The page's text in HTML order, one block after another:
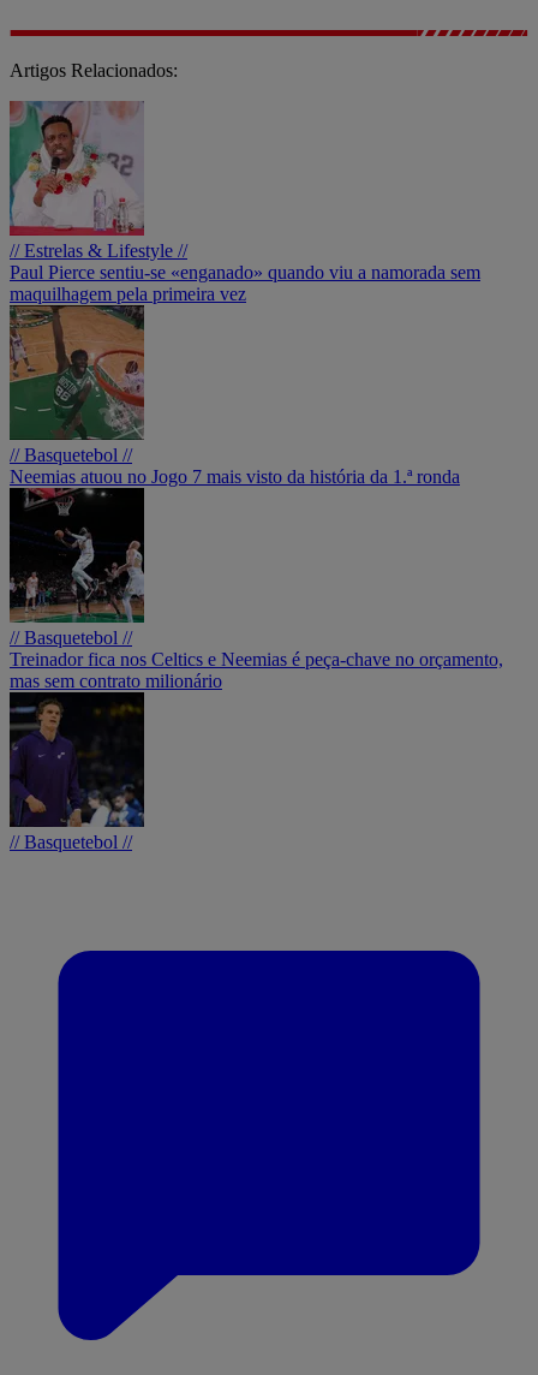
Artigos Relacionados:
// Estrelas & Lifestyle //
Paul Pierce sentiu-se «enganado» quando viu a namorada sem
maquilhagem pela primeira vez
// Basquetebol //
Neemias atuou no Jogo 7 mais visto da história da 1.ª ronda
// Basquetebol //
Treinador fica nos Celtics e Neemias é peça-chave no orçamento,
mas sem contrato milionário
// Basquetebol //